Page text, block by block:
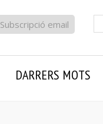
Subscripció email
DARRERS MOTS